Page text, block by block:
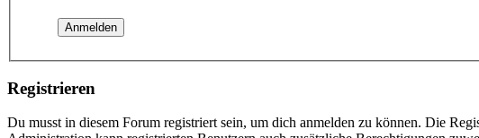
Registrieren
Du musst in diesem Forum registriert sein, um dich anmelden zu können. Die